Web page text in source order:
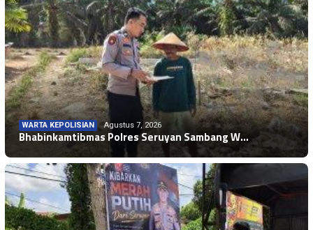
WARTA KEPOLISIAN Agustus 7, 2026
Bhabinkamtibmas Polres Seruyan Sambang W…